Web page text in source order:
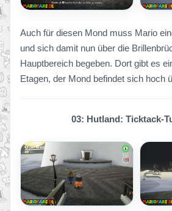
Auch für diesen Mond muss Mario
und sich damit nun über die
Hauptbereich begeben. Dort gibt es
Etagen, der Mond befindet sich hoch
03: Hutland: Ticktack-